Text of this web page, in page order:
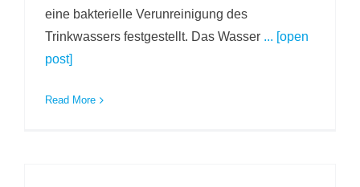
eine bakterielle Verunreinigung des
Trinkwassers festgestellt. Das Wasser ... [open
post]
Read More